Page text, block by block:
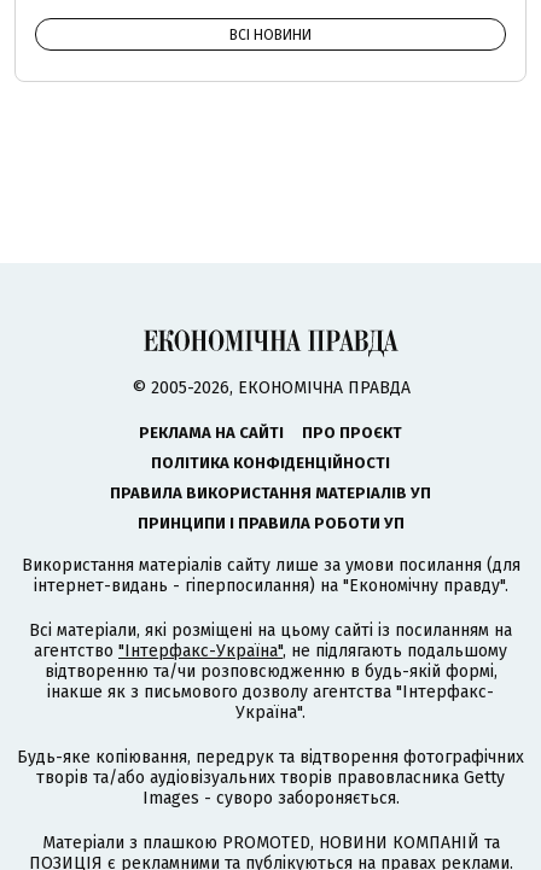
ВСІ НОВИНИ
© 2005-2026, ЕКОНОМІЧНА ПРАВДА
РЕКЛАМА НА САЙТІ
ПРО ПРОЄКТ
ПОЛІТИКА КОНФІДЕНЦІЙНОСТІ
ПРАВИЛА ВИКОРИСТАННЯ МАТЕРІАЛІВ УП
ПРИНЦИПИ І ПРАВИЛА РОБОТИ УП
Використання матеріалів сайту лише за умови посилання (для
інтернет-видань - гіперпосилання) на "Економічну правду".
Всі матеріали, які розміщені на цьому сайті із посиланням на
агентство "Інтерфакс-Україна", не підлягають подальшому
відтворенню та/чи розповсюдженню в будь-якій формі,
інакше як з письмового дозволу агентства "Інтерфакс-
Україна".
Будь-яке копіювання, передрук та відтворення фотографічних
творів та/або аудіовізуальних творів правовласника Getty
Images - суворо забороняється.
Матеріали з плашкою PROMOTED, НОВИНИ КОМПАНІЙ та
ПОЗИЦІЯ є рекламними та публікуються на правах реклами.